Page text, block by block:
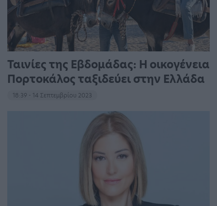
Ταινίες της Εβδομάδας: Η οικογένεια
Πορτοκάλος ταξιδεύει στην Ελλάδα
18:39 - 14 Σεπτεμβρίου 2023